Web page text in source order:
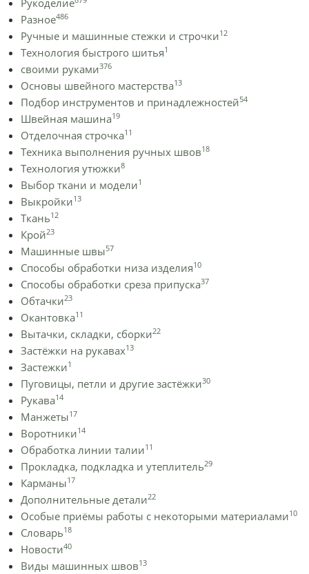
Рукоделие
Разное486
Ручные и машинные стежки и строчки12
Технология быстрого шитья1
своими руками376
Основы швейного мастерства13
Подбор инструментов и принадлежностей54
Швейная машина19
Отделочная строчка11
Техника выполнения ручных швов18
Технология утюжки8
Выбор ткани и модели1
Выкройки13
Ткань12
Крой23
Машинные швы57
Способы обработки низа изделия10
Способы обработки среза припуска37
Обтачки23
Окантовка11
Вытачки, складки, сборки22
Застёжки на рукавах13
Застежки1
Пуговицы, петли и другие застёжки30
Рукава14
Манжеты17
Воротники14
Обработка линии талии11
Прокладка, подкладка и утеплитель29
Карманы17
Дополнительные детали22
Особые приёмы работы с некоторыми материалами10
Словарь18
Новости40
Виды машинных швов13